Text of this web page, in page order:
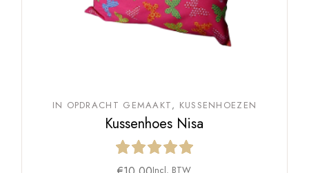
IN OPDRACHT GEMAAKT KUSSENHOEZEN
Kussenhoes Nisa
Incl. BTW